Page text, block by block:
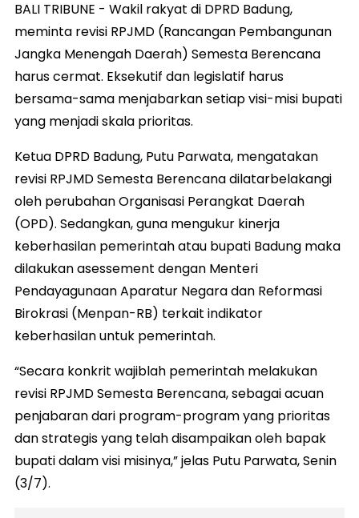
BALI TRIBUNE - Wakil rakyat di DPRD Badung,
meminta revisi RPJMD (Rancangan Pembangunan
Jangka Menengah Daerah) Semesta Berencana
harus cermat. Eksekutif dan legislatif harus
bersama-sama menjabarkan setiap visi-misi bupati
yang menjadi skala prioritas.
Ketua DPRD Badung, Putu Parwata, mengatakan
revisi RPJMD Semesta Berencana dilatarbelakangi
oleh perubahan Organisasi Perangkat Daerah
(OPD). Sedangkan, guna mengukur kinerja
keberhasilan pemerintah atau bupati Badung maka
dilakukan asessement dengan Menteri
Pendayagunaan Aparatur Negara dan Reformasi
Birokrasi (Menpan-RB) terkait indikator
keberhasilan untuk pemerintah.
“Secara konkrit wajiblah pemerintah melakukan
revisi RPJMD Semesta Berencana, sebagai acuan
penjabaran dari program-program yang prioritas
dan strategis yang telah disampaikan oleh bapak
bupati dalam visi misinya,” jelas Putu Parwata, Senin
(3/7).